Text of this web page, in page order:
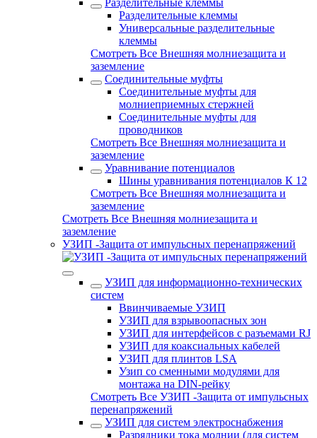
Разделительные клеммы
Разделительные клеммы
Универсальные разделительные
клеммы
Смотреть Все Внешняя молниезащита и
заземление
Соединительные муфты
Соединительные муфты для
молниеприемных стержней
Соединительные муфты для
проводников
Смотреть Все Внешняя молниезащита и
заземление
Уравнивание потенциалов
Шины уравнивания потенциалов К 12
Смотреть Все Внешняя молниезащита и
заземление
Смотреть Все Внешняя молниезащита и
заземление
УЗИП -Защита от импульсных перенапряжений
УЗИП для информационно-технических
систем
Ввинчиваемые УЗИП
УЗИП для взрывоопасных зон
УЗИП для интерфейсов с разъемами RJ
УЗИП для коаксиальных кабелей
УЗИП для плинтов LSA
Узип со сменными модулями для
монтажа на DIN-рейку
Смотреть Все УЗИП -Защита от импульсных
перенапряжений
УЗИП для систем электроснабжения
Разрядники тока молнии (для систем